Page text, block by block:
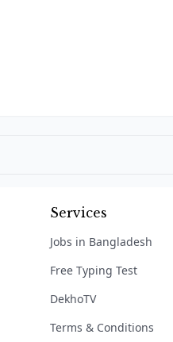
Services
Jobs in Bangladesh
Free Typing Test
DekhoTV
Terms & Conditions